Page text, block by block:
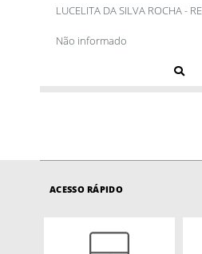
LUCELITA DA SILVA ROCHA -
Não informado
ACESSO RÁPIDO